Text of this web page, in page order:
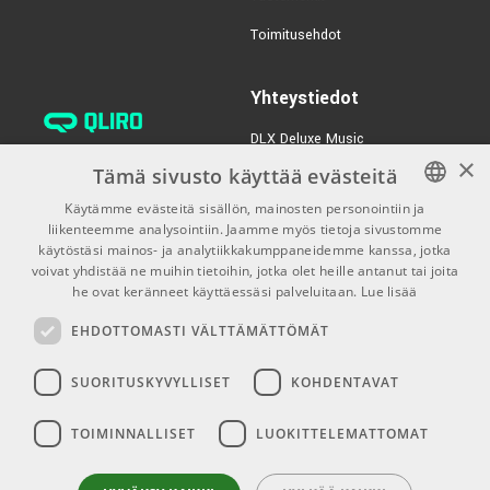
(Download)
TUOTENUMERO 1086844
Toimitusehdot
Yhteystiedot
DLX Deluxe Music
verkkokaupan asiakaspalvelu:
tilaus@dlxmusic.fi
Puh: 0207 282240 (arkisin klo
13-17)
Puh: 0207 282250 (myymälä)
00580 Helsinki
Y-tunnus: 1983522-7
La 10-15
FINNISH
FINNISH
×
Tämä sivusto käyttää evästeitä
Käytämme evästeitä sisällön, mainosten personointiin ja
liikenteemme analysointiin. Jaamme myös tietoja sivustomme
käytöstäsi mainos- ja analytiikkakumppaneidemme kanssa, jotka
voivat yhdistää ne muihin tietoihin, jotka olet heille antanut tai joita
he ovat keränneet käyttäessäsi palveluitaan. Lue lisää
EHDOTTOMASTI VÄLTTÄMÄTTÖMÄT
SUORITUSKYVYLLISET KOHDENTAVAT
TOIMINNALLISET LUOKITTELEMATTOMAT